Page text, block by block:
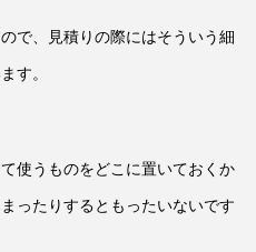
で、見積りの際にはそういう細
す。
使うものをどこに置いておくか
ったりするともったいないです